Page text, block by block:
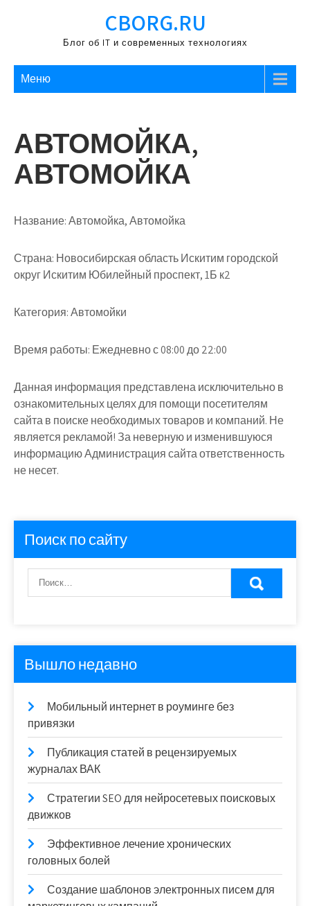
содержимому
CBORG.RU
Блог об IT и современных технологиях
Меню
АВТОМОЙКА,
АВТОМОЙКА
Название:Автомойка, Автомойка
Страна: Новосибирская область Искитим городской
округ Искитим Юбилейный проспект, 1Б к2
Категория:Автомойки
Время работы: Ежедневно с 08:00 до 22:00
Данная информация представлена исключительно в
ознакомительных целях для помощи посетителям
сайта в поиске необходимых товаров и компаний. Не
является рекламой! За неверную и изменившуюся
информацию Администрация сайта ответственность
не несет.
Поиск по сайту
Вышло недавно
Мобильный интернет в роуминге без
привязки
Публикация статей в рецензируемых
журналах ВАК
Стратегии SEO для нейросетевых поисковых
движков
Эффективное лечение хронических
головных болей
Создание шаблонов электронных писем для